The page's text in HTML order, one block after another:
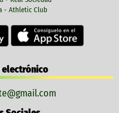
- Athletic Club
electrónico